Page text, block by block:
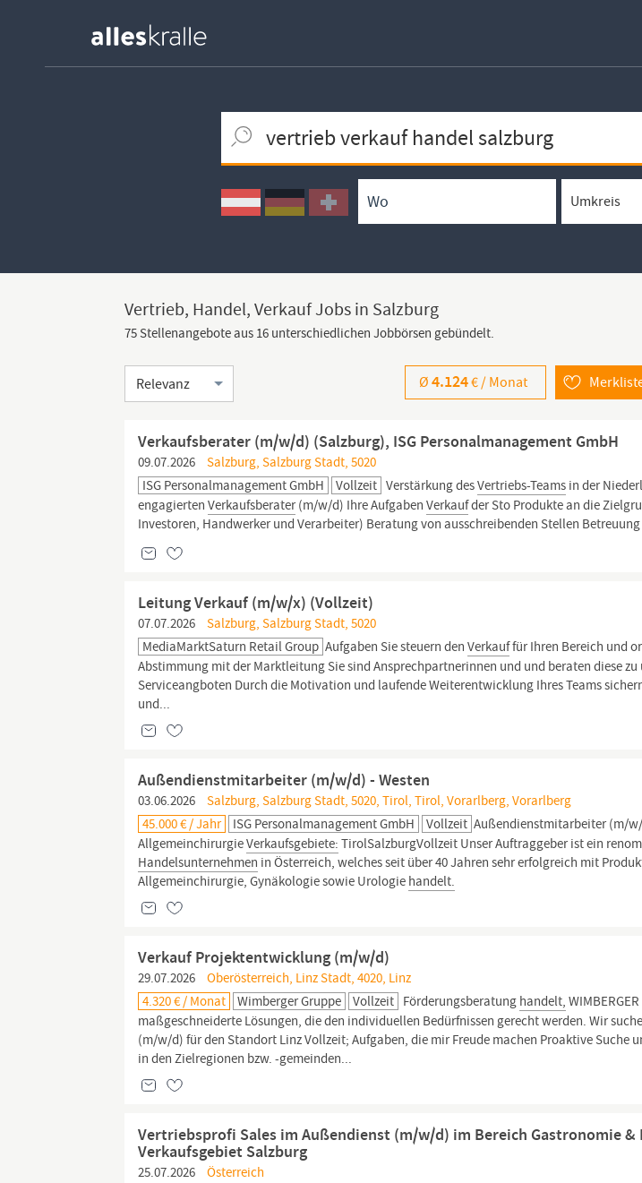
Ortssuche
Umkreissuche
Arbeitsform
Vertrieb, Handel, Verkauf Jobs in Salzburg
75 Stellenangebote aus 16 unterschiedlichen Jobbörsen gebündelt.
Sortierung Ø4.124€ / Monat
Verkaufsberater (m/w/d) (Salzburg), ISG Personalmanagement GmbH
09.07.2026
Salzburg, Salzburg Stadt, 5020
ISG Personalmanagement GmbH
Vollzeit Verstärkung desVertriebs-Teams in der
engagiertenVerkaufsberater(m/w/d) Ihre AufgabenVerkaufder Sto Produkte an die
Investoren, Handwerker und Verarbeiter) Beratung von ausschreibenden Stellen
Leitung Verkauf (m/w/x) (Vollzeit)
07.07.2026
Salzburg, Salzburg Stadt, 5020
MediaMarktSaturn Retail Group Aufgaben Sie steuern denVerkauffür Ihren Bereich und
Abstimmung mit der Marktleitung Sie sind Ansprechpartnerinnen und und beraten diese zu
Serviceangboten Durch die Motivation und laufende Weiterentwicklung Ihres Teams
und...
Außendienstmitarbeiter (m/w/d) - Westen
03.06.2026
Salzburg, Salzburg Stadt, 5020, Tirol, Tirol, Vorarlberg, Vorarlberg
45.000 € / Jahr
ISG Personalmanagement GmbH Vollzeit Außendienstmitarbeiter (m/
AllgemeinchirurgieVerkaufsgebiete: TirolSalzburgVollzeit Unser Auftraggeber ist ein
Handelsunternehmen in Österreich, welches seit über 40 Jahren sehr erfolgreich mit
Allgemeinchirurgie, Gynäkologie sowie Urologie handelt.
Verkauf Projektentwicklung (m/w/d)
29.07.2026
Oberösterreich, Linz Stadt, 4020, Linz
4.320 € / Monat
Wimberger Gruppe Vollzeit Förderungsberatung handelt,
maßgeschneiderte Lösungen, die den individuellen Bedürfnissen gerecht werden. Wir
(m/w/d) für den Standort Linz Vollzeit; Aufgaben, die mir Freude machen Proaktive Suche
in den Zielregionen bzw. -gemeinden...
Vertriebsprofi Sales im Außendienst (m/w/d) im Bereich Gastronomie
Verkaufsgebiet Salzburg
25.07.2026
Österreich